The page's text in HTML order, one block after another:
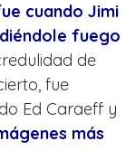
cuando Jimi
fuego
de
fue
Ed Caraeff y
más